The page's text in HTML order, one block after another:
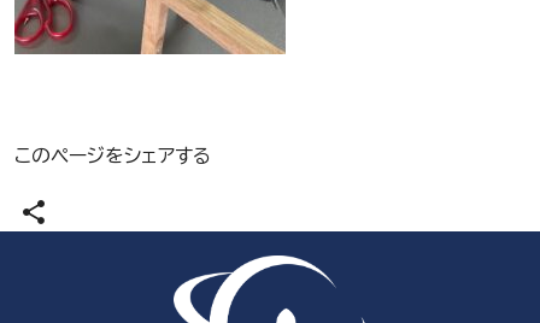
このページをシェアする
share